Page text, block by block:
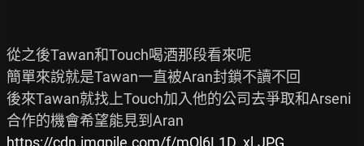
從之後Tawan和Touch喝酒那段看來呢
簡單來說就是Tawan一直被Aran封鎖不讀不回
後來Tawan就找上Touch加入他的公司去爭取和Arseni
https://cdn.imgpile.com/f/mQl6L1D_xl.JPG